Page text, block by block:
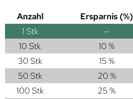
Anzahl Ersparnis (%)
1 Stk —
10 Stk
10 %
30 Stk
15 %
50 Stk
20 %
100 Stk
25 %